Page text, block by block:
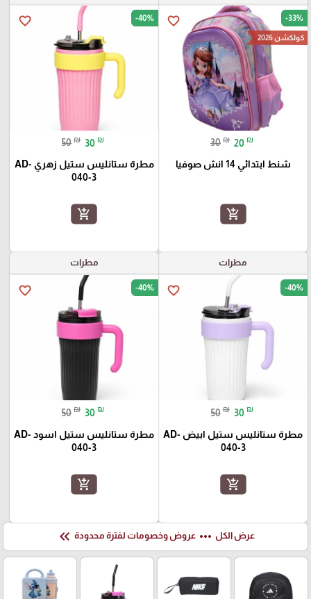
favorite_border -33%
كولكشن 2026
30 ₪ 20 ₪
شنط ابتدائي 14 انش صوفيا
add_shopping_cart
favorite_border -40%
50 ₪ 30 ₪
مطرة ستانليس ستيل زهري AD-
040-3
add_shopping_cart
مطرات
favorite_border -40%
50 ₪ 30 ₪
مطرة ستانليس ستيل ابيض AD-
040-3
add_shopping_cart
مطرات
favorite_border -40%
50 ₪ 30 ₪
مطرة ستانليس ستيل اسود AD-
040-3
add_shopping_cart
عرض الكل more_horiz عروض وخصومات لفترة محدودة keyboard_double_arrow_left